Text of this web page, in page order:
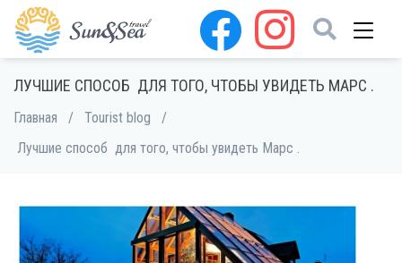
ЛУЧШИЕ СПОСОБ ДЛЯ ТОГО, ЧТОБЫ УВИДЕТЬ МАРС .
Главная / Tourist blog
/
Лучшие способ для того, чтобы увидеть Марс .